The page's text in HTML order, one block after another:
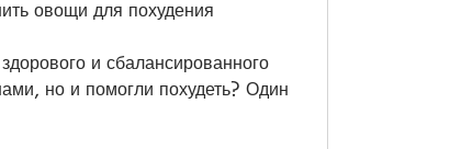
овощи для похудения
и сбалансированного
но и помогли похудеть? Один